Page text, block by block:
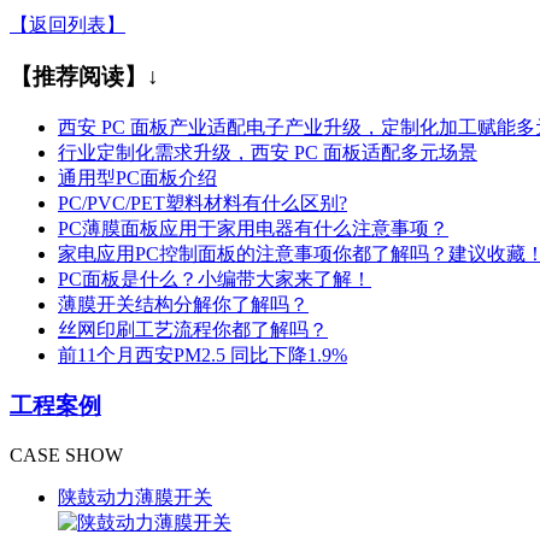
【返回列表】
【推荐阅读】↓
西安 PC 面板产业适配电子产业升级，定制化加工赋能多
行业定制化需求升级，西安 PC 面板适配多元场景
通用型PC面板介绍
PC/PVC/PET塑料材料有什么区别?
PC薄膜面板应用于家用电器有什么注意事项？
家电应用PC控制面板的注意事项你都了解吗？建议收藏！
PC面板是什么？小编带大家来了解！
薄膜开关结构分解你了解吗？
丝网印刷工艺流程你都了解吗？
前11个月西安PM2.5 同比下降1.9%
工程案例
CASE SHOW
陕鼓动力薄膜开关